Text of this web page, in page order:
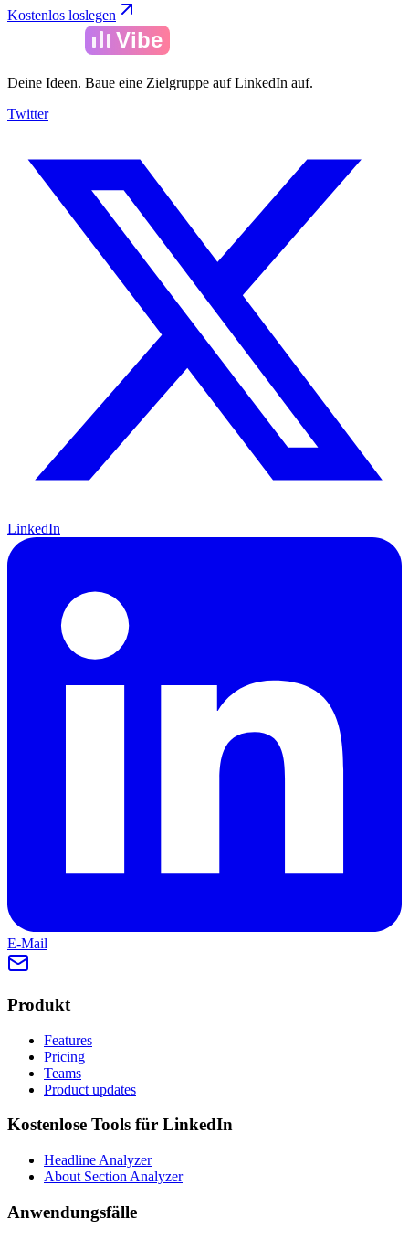
Kostenlos loslegen
Vibe
Deine Ideen. Baue eine Zielgruppe auf LinkedIn auf.
Twitter
LinkedIn
E-Mail
Produkt
Features
Pricing
Teams
Product updates
Kostenlose Tools für LinkedIn
Headline Analyzer
About Section Analyzer
Anwendungsfälle